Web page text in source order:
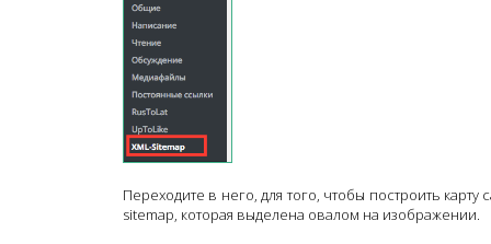
Переходите в него, для того, чтобы построить
sitemap, которая выделена овалом на изображении.